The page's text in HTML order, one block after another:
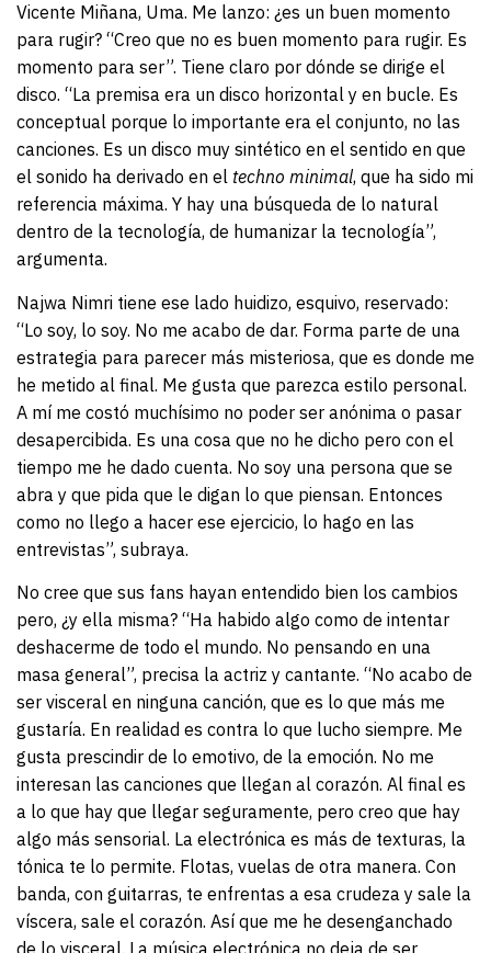
Vicente Miñana, Uma. Me lanzo: ¿es un buen momento
para rugir? “Creo que no es buen momento para rugir. Es
momento para ser”. Tiene claro por dónde se dirige el
disco. “La premisa era un disco horizontal y en bucle. Es
conceptual porque lo importante era el conjunto, no las
canciones. Es un disco muy sintético en el sentido en que
el sonido ha derivado en el techno minimal, que ha sido mi
referencia máxima. Y hay una búsqueda de lo natural
dentro de la tecnología, de humanizar la tecnología”,
argumenta.
Najwa Nimri tiene ese lado huidizo, esquivo, reservado:
“Lo soy, lo soy. No me acabo de dar. Forma parte de una
estrategia para parecer más misteriosa, que es donde me
he metido al final. Me gusta que parezca estilo personal.
A mí me costó muchísimo no poder ser anónima o pasar
desapercibida. Es una cosa que no he dicho pero con el
tiempo me he dado cuenta. No soy una persona que se
abra y que pida que le digan lo que piensan. Entonces
como no llego a hacer ese ejercicio, lo hago en las
entrevistas”, subraya.
No cree que sus fans hayan entendido bien los cambios
pero, ¿y ella misma? “Ha habido algo como de intentar
deshacerme de todo el mundo. No pensando en una
masa general”, precisa la actriz y cantante. “No acabo de
ser visceral en ninguna canción, que es lo que más me
gustaría. En realidad es contra lo que lucho siempre. Me
gusta prescindir de lo emotivo, de la emoción. No me
interesan las canciones que llegan al corazón. Al final es
a lo que hay que llegar seguramente, pero creo que hay
algo más sensorial. La electrónica es más de texturas, la
tónica te lo permite. Flotas, vuelas de otra manera. Con
banda, con guitarras, te enfrentas a esa crudeza y sale la
víscera, sale el corazón. Así que me he desenganchado